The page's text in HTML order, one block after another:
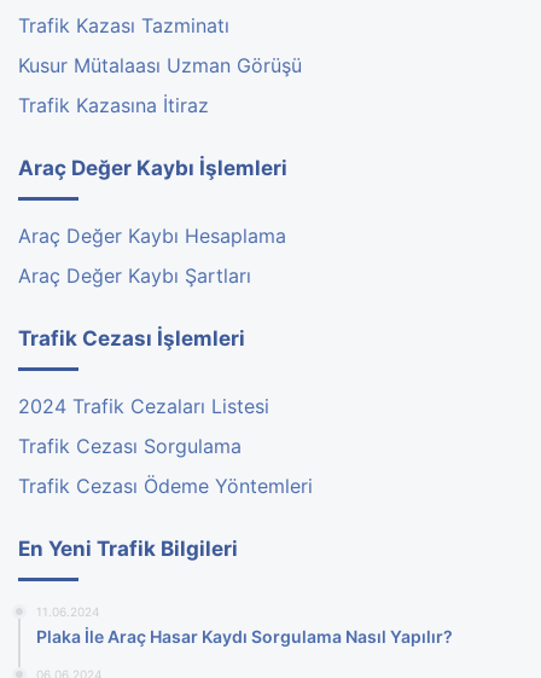
Trafik Kazası Tazminatı
Kusur Mütalaası Uzman Görüşü
Trafik Kazasına İtiraz
Araç Değer Kaybı İşlemleri
Araç Değer Kaybı Hesaplama
Araç Değer Kaybı Şartları
Trafik Cezası İşlemleri
2024 Trafik Cezaları Listesi
Trafik Cezası Sorgulama
Trafik Cezası Ödeme Yöntemleri
En Yeni Trafik Bilgileri
11.06.2024
Plaka İle Araç Hasar Kaydı Sorgulama Nasıl Yapılır?
06.06.2024